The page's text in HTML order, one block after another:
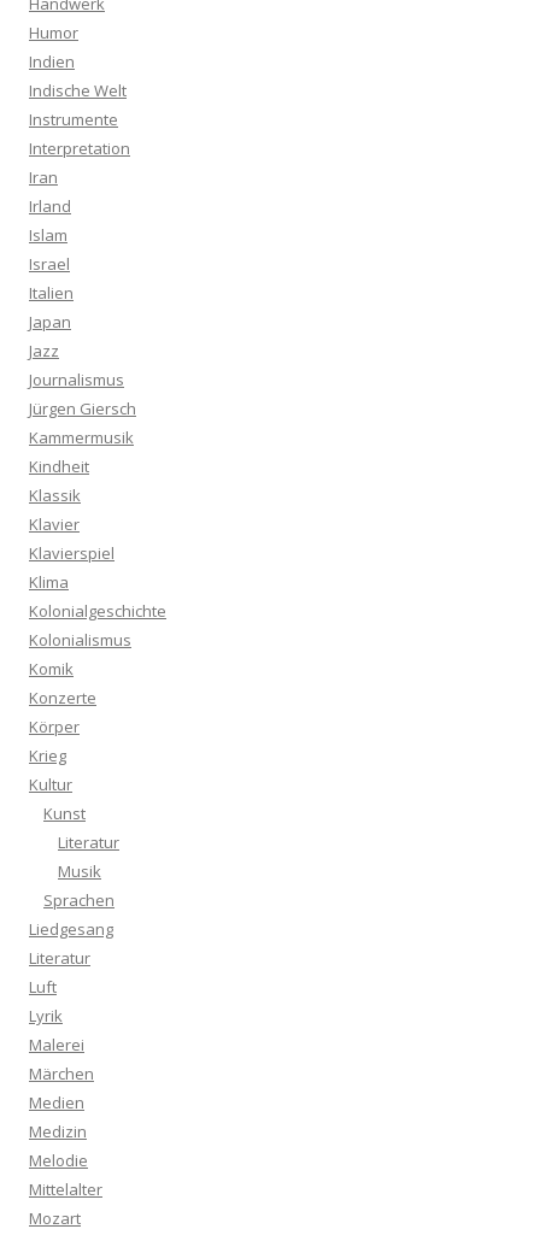
Humor
Indien
Indische Welt
Instrumente
Interpretation
Iran
Irland
Islam
Israel
Italien
Japan
Jazz
Journalismus
Jürgen Giersch
Kammermusik
Kindheit
Klassik
Klavier
Klavierspiel
Klima
Kolonialgeschichte
Kolonialismus
Komik
Konzerte
Körper
Krieg
Kultur
Kunst
Literatur
Musik
Sprachen
Liedgesang
Literatur
Luft
Lyrik
Malerei
Märchen
Medien
Medizin
Melodie
Mittelalter
Mozart